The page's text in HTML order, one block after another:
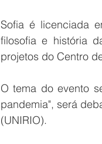
Sofia é licenciada
filosofia e história
projetos do Centro
O tema do evento
pandemia", será
(UNIRIO).